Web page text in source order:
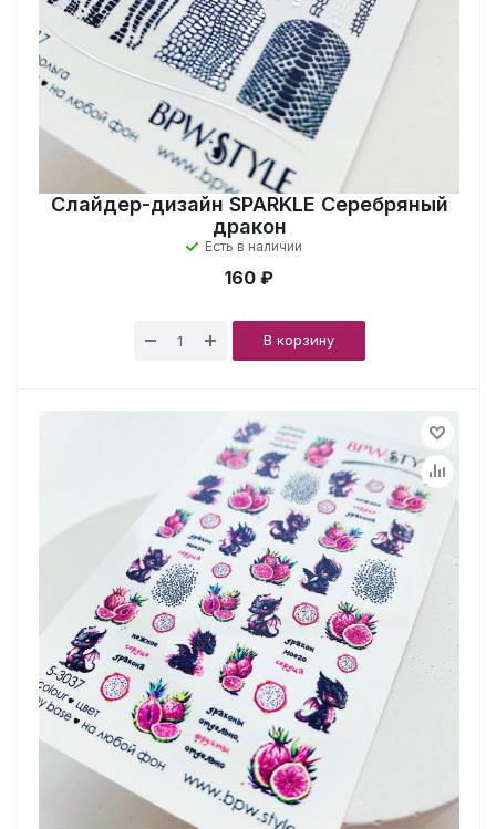
Слайдер-дизайн SPARKLE Серебряный
дракон
Есть в наличии
160 ₽
В корзину